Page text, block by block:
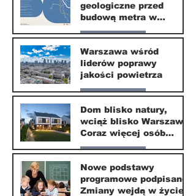
30 mar
geologiczne przed
budową metra w
Wilanowie
Nasze miasto
24 mar
Warszawa wśród
liderów poprawy
jakości powietrza
Nasze miasto
24 mar
Dom blisko natury,
wciąż blisko Warszawy.
Coraz więcej osób
wybiera ten kierunek
Nasze miasto
20 mar
Nowe podstawy
programowe podpisane.
Zmiany wejdą w życie